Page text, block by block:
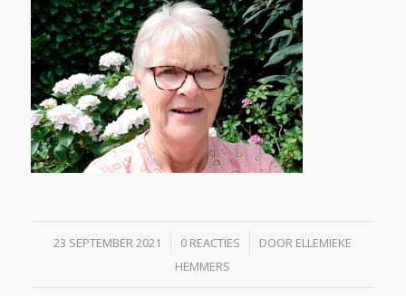
23 SEPTEMBER 2021
/ 0 REACTIES
/ DOOR ELLEMIEKE
HEMMERS